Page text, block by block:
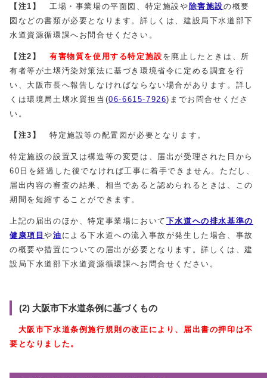
【注1】 工場・事業場の平面図、特定施設や 除害施設の概要
図などの書類が必要となります。詳しくは、建設局下水道部下
水道資源循環課へお問合せください。
【注2】 有害物質を使用する特定施設 を廃止したときは、所
有者等が土壌汚染対策法に基づき環境省令に定める調査を行
い、大阪市長へ報告しなければならない場合があります。詳し
くは環境局土壌水質担当(06-6615-7926)までお問合せくださ
い。
【注3】 特定施設等の配置図が必要となります。
特定施設の設置又は構造等の変更は、届出が受理された日から
60日を経過した後でなければ工事に着手できません。ただし、
届出内容の審査の結果、相当であると認められるときは、この
期間を短縮することができます。
上記の届出のほか、特定事業場において 下水道への排水基準の
健康項目や油 による下水道への流入事故が発生した場合、事故
の概要や措置についての届出が必要となります。詳しくは、建
設局下水道部下水道資源循環課へお問合せください。
(2) 大阪市下水道条例に基づくもの
大阪市下水道条例施行規則の改正により、 届出書の押印は不
要となりました。